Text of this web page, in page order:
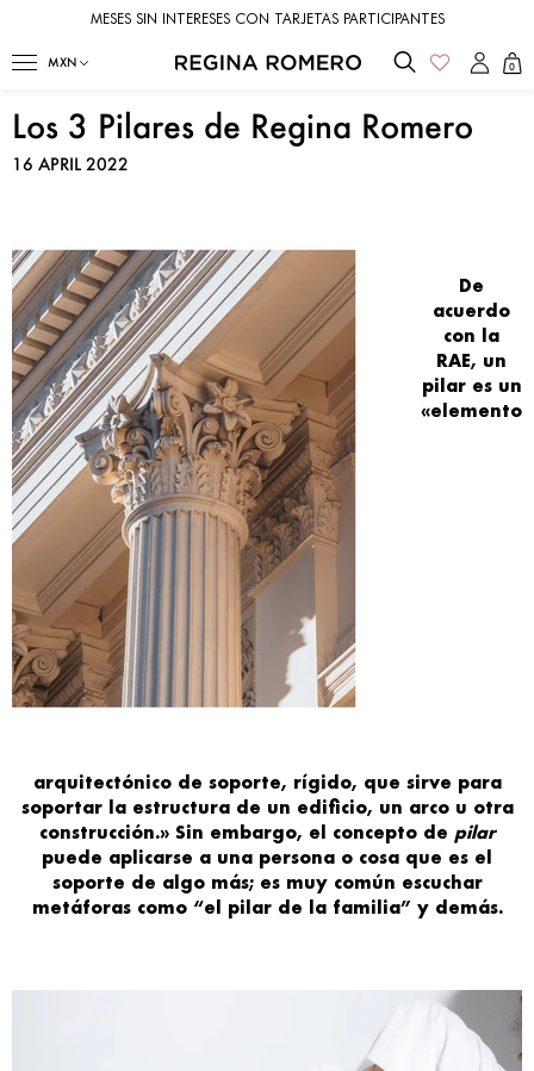
LOTES LIMITADOS - HECHOS A MANO
0
Los 3 Pilares de Regina Romero
16 APRIL 2022
De
acuerdo
con la
RAE, un
pilar es un
«elemento
arquitectónico de soporte, rígido, que sirve para
soportar la estructura de un edificio, un arco u otra
construcción.»Sin embargo, el concepto de pilar
puede aplicarse a una persona o cosa que es el
soporte de algo más; es muy común escuchar
metáforas como “el pilar de la familia” y demás.